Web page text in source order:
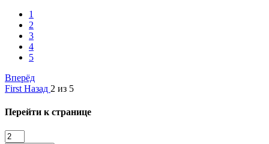
1
2
3
4
5
Вперёд
First Назад 2 из 5
Перейти к странице